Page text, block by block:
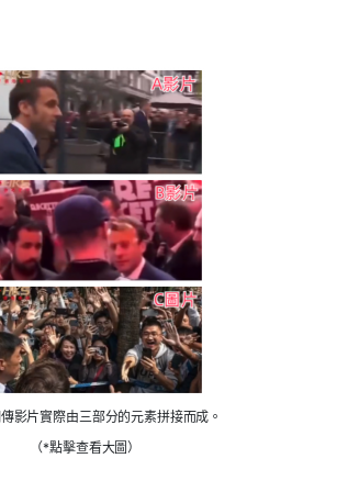
影片實際由三部分的元素拼接而成。
（*點擊查看大圖）